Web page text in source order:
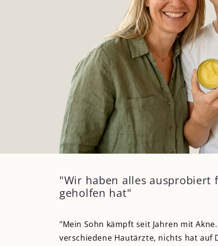
"Wir haben alles ausprobiert
geholfen hat"
"Mein Sohn kämpft seit Jahren mit
verschiedene Hautärzte, nichts hat auf